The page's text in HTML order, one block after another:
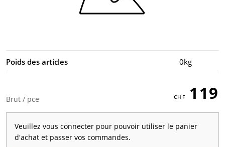
Poids des articles 0kg
Brut / pce 119
Veuillez vous connecter pour pouvoir utiliser le panier
d'achat et passer vos commandes.